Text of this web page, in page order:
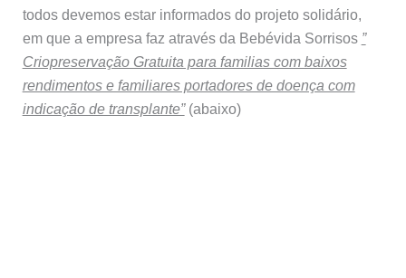
todos devemos estar informados do projeto solidário,
em que a empresa faz através da Bebévida Sorrisos ”
Criopreservação Gratuita para familias com baixos
rendimentos e familiares portadores de doença com
indicação de transplante”(abaixo)